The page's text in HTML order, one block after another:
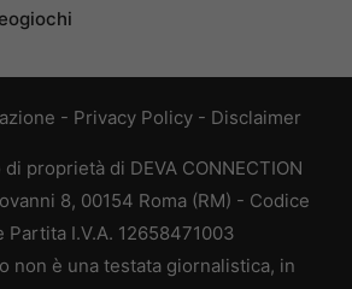
- Privacy Policy - Disclaimer
proprietà di DEVA CONNECTION
8, 00154 Roma (RM) - Codice
Partita I.V.A. 12658471003
non è una testata giornalistica, in